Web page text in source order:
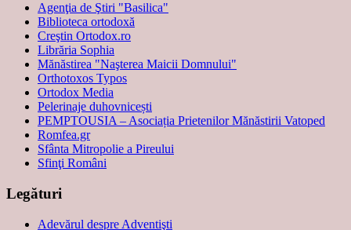
Agenţia de Ştiri "Basilica"
Biblioteca ortodoxă
Creştin Ortodox.ro
Librăria Sophia
Mănăstirea "Naşterea Maicii Domnului"
Orthotoxos Typos
Ortodox Media
Pelerinaje duhovnicești
PEMPTOUSIA – Asociația Prietenilor Mănăstirii Vatoped
Romfea.gr
Sfânta Mitropolie a Pireului
Sfinţi Români
Legături
Adevărul despre Adventişti